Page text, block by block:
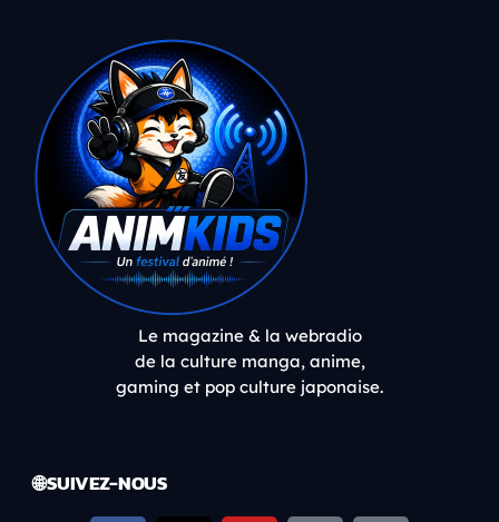
Le magazine & la webradio
de la culture manga, anime,
gaming et pop culture japonaise.
🌐 SUIVEZ-NOUS